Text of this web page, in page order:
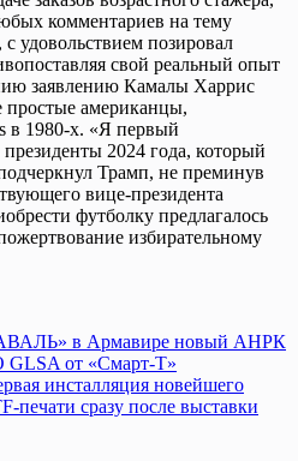
комментариев на тему
удовольствием позировал
свой реальный опыт
заявлению Камалы Харрис
простые американцы,
в 1980-х. «Я первый
2024 года, который
Трамп, не преминув
вице-президента
футболку предлагалось
избирательному
в Армавире новый АНРК
GLSA от «Смарт-Т»
инсталляция новейшего
печати сразу после выставки